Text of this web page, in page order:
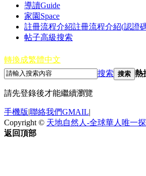
導讀Guide
家園 Space
註冊流程介紹註冊流程介紹(認證
帖子高級搜索
轉換成繁體中文
搜索 搜索 熱
請先登錄後才能繼續瀏覽
手機版|聯絡我們GMAIL|
Copyright © 天地自然人-全球華人唯一
返回頂部